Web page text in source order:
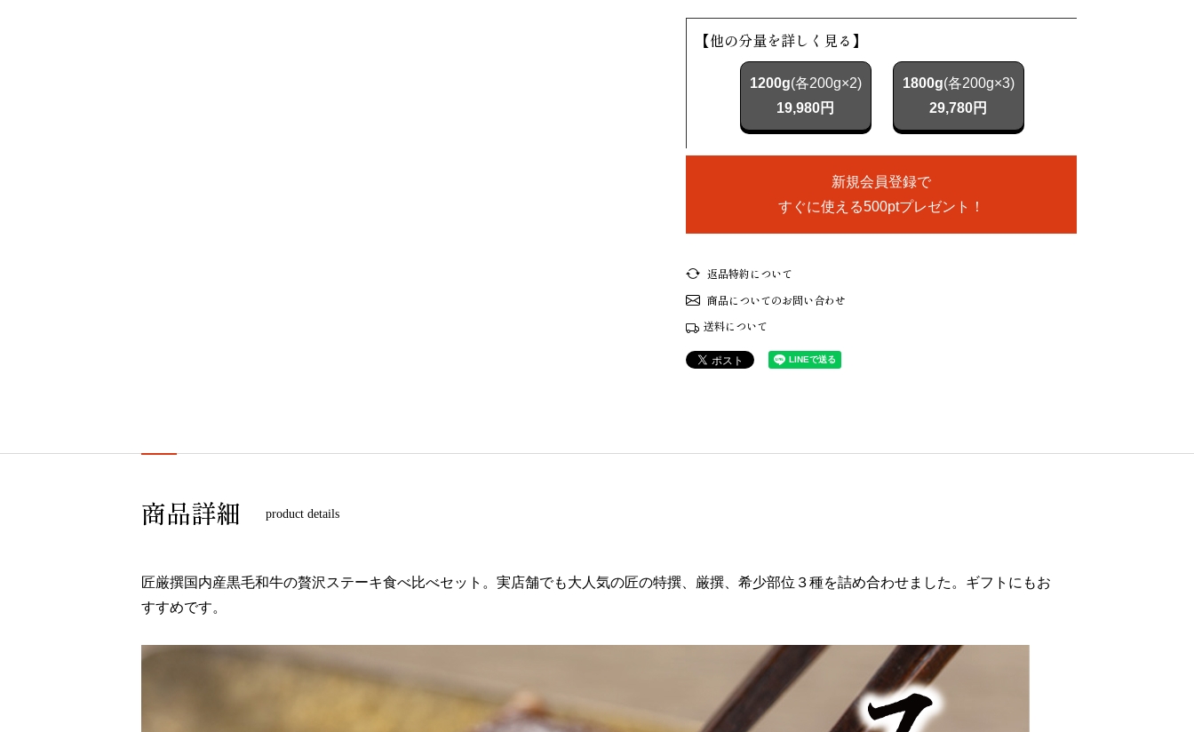
【他の分量を詳しく見る】
1200g(各200g×2)
19,980円
1800g(各200g×3)
29,780円
新規会員登録で
すぐに使える500ptプレゼント！
返品特約について
商品についてのお問い合わせ
送料について
商品詳細 product details
匠厳撰国内産黒毛和牛の贅沢ステーキ食べ比べセット。実店舗でも大人気の匠の特撰、厳撰、希少部位３種を詰め合わせました。ギフトにもお
すすめです。